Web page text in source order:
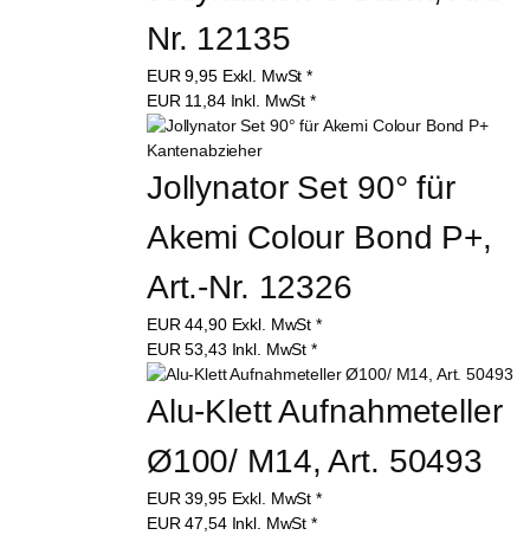
Nr. 12135
EUR9,95 Exkl. MwSt *
EUR 11,84 Inkl. MwSt *
Jollynator Set 90° für
Akemi Colour Bond P+,
Art.-Nr. 12326
EUR44,90 Exkl. MwSt *
EUR53,43 Inkl. MwSt *
Alu-Klett Aufnahmeteller
Ø100/ M14, Art. 50493
EUR39,95 Exkl. MwSt *
EUR47,54 Inkl. MwSt *